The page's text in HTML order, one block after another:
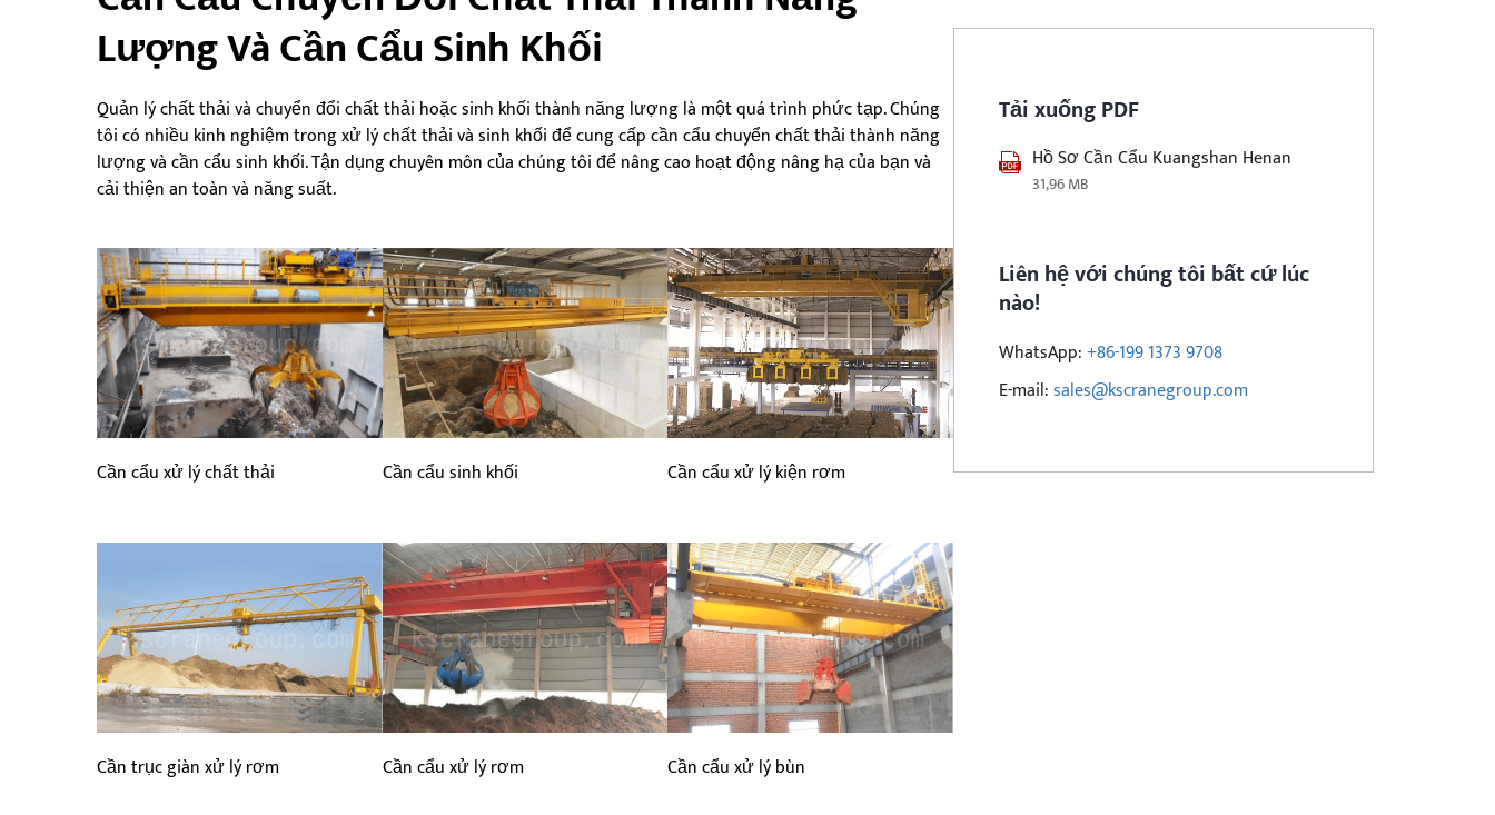
Lượng Và Cần Cẩu Sinh Khối
Quản lý chất thải và chuyển đổi chất thải hoặc sinh khối thành năng lượng là một quá trình phức tạp. Chúng
tôi có nhiều kinh nghiệm trong xử lý chất thải và sinh khối để cung cấp cần cẩu chuyển chất thải thành năng
lượng và cần cẩu sinh khối. Tận dụng chuyên môn của chúng tôi để nâng cao hoạt động nâng hạ của bạn và
cải thiện an toàn và năng suất.
Cần cẩu xử lý chất thải Cần cẩu sinh khối Cần cẩu xử lý kiện rơm
Cần trục giàn xử lý rơm Cần cẩu xử lý rơm Cần cẩu xử lý bùn
Tải xuống PDF
Hồ Sơ Cần Cẩu Kuangshan Henan
31,96 MB
Liên hệ với chúng tôi bất cứ lúc
nào!
WhatsApp:+86-199 1373 9708
E-mail:sales@kscranegroup.com